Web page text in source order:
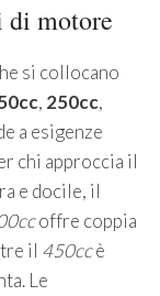
di motore
si collocano
, 250cc,
a esigenze
chi approccia il
e docile, il
offre coppia
il 450ccè
Le